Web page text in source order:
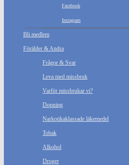
Facebook
Instagram
Bli medlem
Förälder & Andra
Frågor & Svar
Leva med missbruk
Varför missbrukar vi?
Dopning
Narkotikaklassade läkemedel
Tobak
Alkohol
Droger